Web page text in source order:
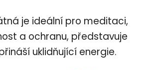
je ideální pro meditaci,
a ochranu, představuje
uklidňující energie.